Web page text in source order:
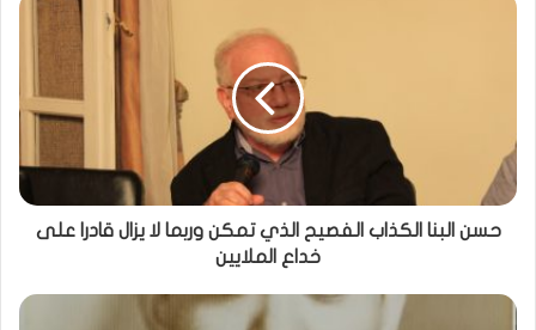
حسن البنا الكذاب الفصيح الذي تمكن وربما لا يزال قادرا على
خداع الملايين